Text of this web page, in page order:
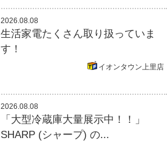
2026.08.08
生活家電たくさん取り扱っていま
す！
イオンタウン上里店
2026.08.08
「大型冷蔵庫大量展示中！！」
SHARP (シャープ) の...